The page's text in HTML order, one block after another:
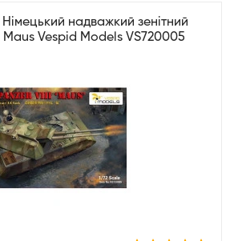
надважкий зенітний
Vespid Models VS720005